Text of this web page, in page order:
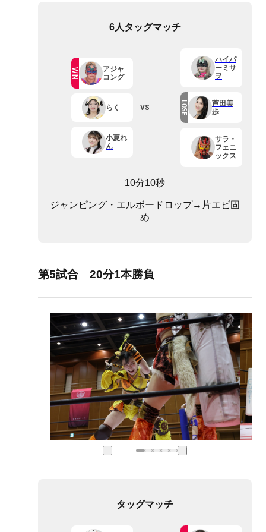
6人タッグマッチ
WIN
アジャ
コング
らく
小夏れ
ん
VS
ハイパ
ーミサ
ヲ
LOSE
芦田美
歩
サラ・
フェニ
ックス
10分10秒
ジャンピング・エルボードロップ→片エビ固
め
第5試合 20分1本勝負
タッグマッチ